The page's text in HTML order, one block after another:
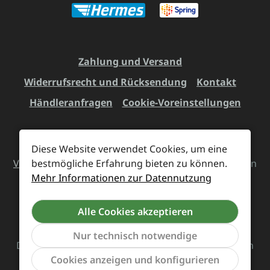
Zahlung und Versand
Widerrufsrecht und Rücksendung
Kontakt
Händleranfragen
Cookie-Voreinstellungen
Alle Preise inkl. gesetzl. Mehrwertsteuer zzgl.
Versandkostenund ggf. Nachnahmegebühren, wenn
nicht anders angegeben.
Vertrag widerrufen
Das Team von Supreme Chaos Records rockt diesen
Laden für euch.
Diese Website verwendet Cookies, um eine
bestmögliche Erfahrung bieten zu können.
Mehr Informationen zur Datennutzung
Alle Cookies akzeptieren
Nur technisch notwendige
Cookies anzeigen und konfigurieren